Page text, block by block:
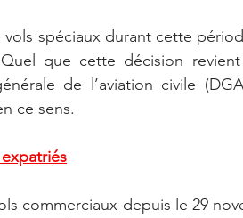
spéciaux durant cette
que cette décision
de l’aviation civile
ce sens.
commerciaux depuis le 29